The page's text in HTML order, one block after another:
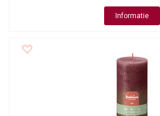
Informatie